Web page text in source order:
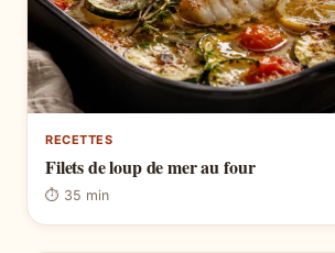
RECETTES
Filets de loup de mer au four
⏱ 35 min